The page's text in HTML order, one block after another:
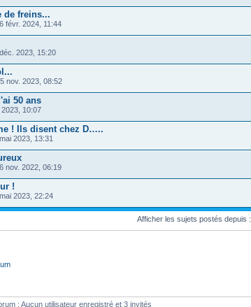
de freins...
févr. 2024, 11:44
2023, 15:20
nov. 2023, 08:52
50 ans
10:07
! Ils disent chez D…..
2023, 13:31
nov. 2022, 06:19
!
2023, 22:24
Afficher les sujets postés depuis :
: Aucun utilisateur enregistré et 3 invités